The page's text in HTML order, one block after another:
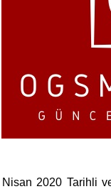
2020 Tarihli